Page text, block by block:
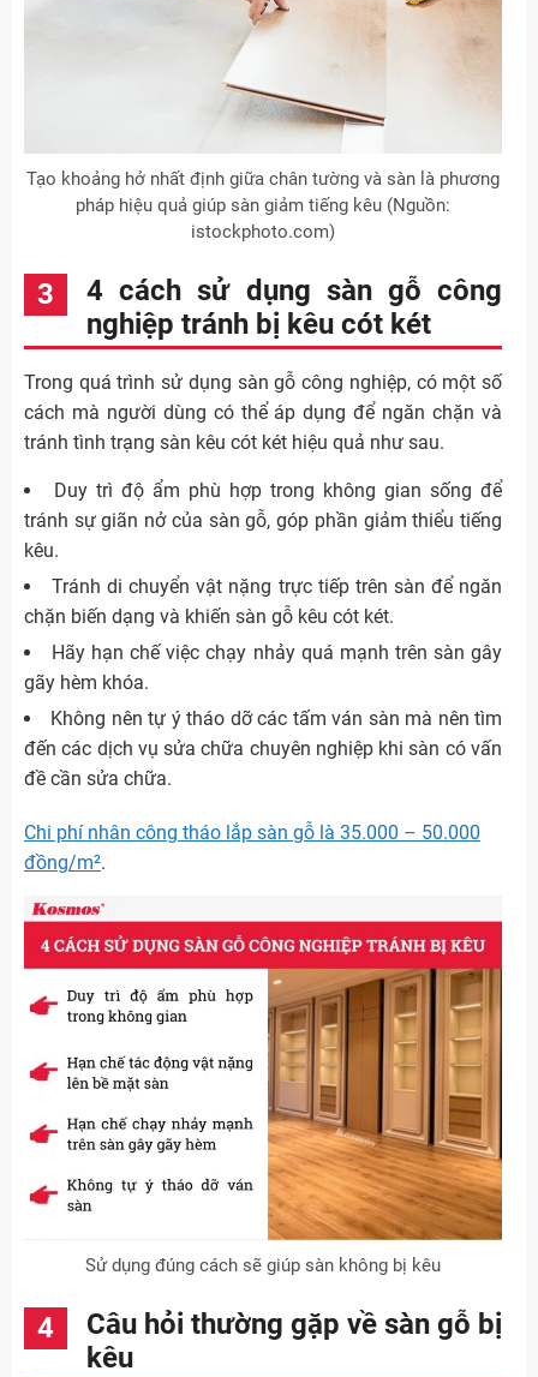
Tạo khoảng hở nhất định giữa chân tường và sàn là phương
pháp hiệu quả giúp sàn giảm tiếng kêu (Nguồn:
istockphoto.com)
4 cách sử dụng sàn gỗ công
nghiệp tránh bị kêu cót két
Trong quá trình sử dụng sàn gỗ công nghiệp, có một số
cách mà người dùng có thể áp dụng để ngăn chặn và
tránh tình trạng sàn kêu cót két hiệu quả như sau.
Duy trì độ ẩm phù hợp trong không gian sống để
tránh sự giãn nở của sàn gỗ, góp phần giảm thiểu tiếng
kêu.
Tránh di chuyển vật nặng trực tiếp trên sàn để ngăn
chặn biến dạng và khiến sàn gỗ kêu cót két.
Hãy hạn chế việc chạy nhảy quá mạnh trên sàn gây
gãy hèm khóa.
Không nên tự ý tháo dỡ các tấm ván sàn mà nên tìm
đến các dịch vụ sửa chữa chuyên nghiệp khi sàn có vấn
đề cần sửa chữa.
Chi phí nhân công tháo lắp sàn gỗ là 35.000 – 50.000
đồng/m².
Sử dụng đúng cách sẽ giúp sàn không bị kêu
Câu hỏi thường gặp về sàn gỗ bị
kêu